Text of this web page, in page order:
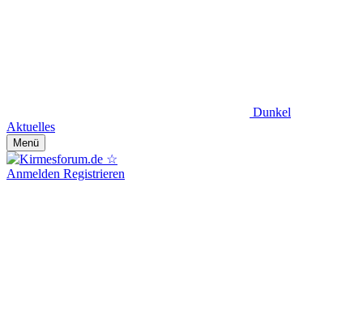
Dunkel
Aktuelles
Menü
Anmelden Registrieren